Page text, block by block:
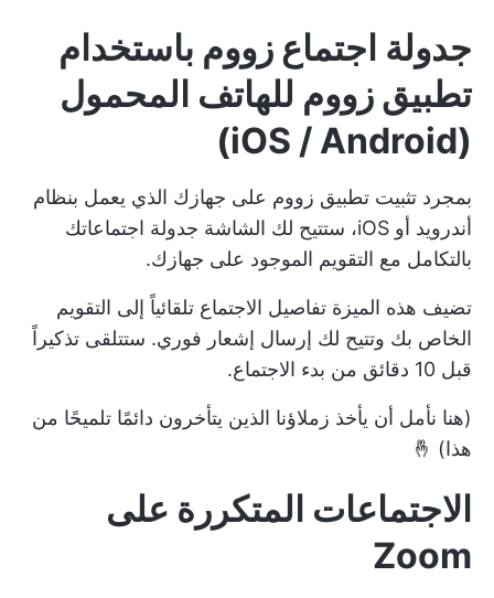
جدولة اجتماع زووم باستخدام
تطبيق زووم للهاتف المحمول
(iOS / Android)
بمجرد تثبيت تطبيق زووم على جهازك الذي يعمل بنظام
أندرويد أو iOS، ستتيح لك الشاشة جدولة اجتماعاتك
بالتكامل مع التقويم الموجود على جهازك.
تضيف هذه الميزة تفاصيل الاجتماع تلقائياً إلى التقويم
الخاص بك وتتيح لك إرسال إشعار فوري. ستتلقى تذكيراً
قبل 10 دقائق من بدء الاجتماع.
(هنا نأمل أن يأخذ زملاؤنا الذين يتأخرون دائمًا تلميحًا من
هذا) 🤞
الاجتماعات المتكررة على
Zoom